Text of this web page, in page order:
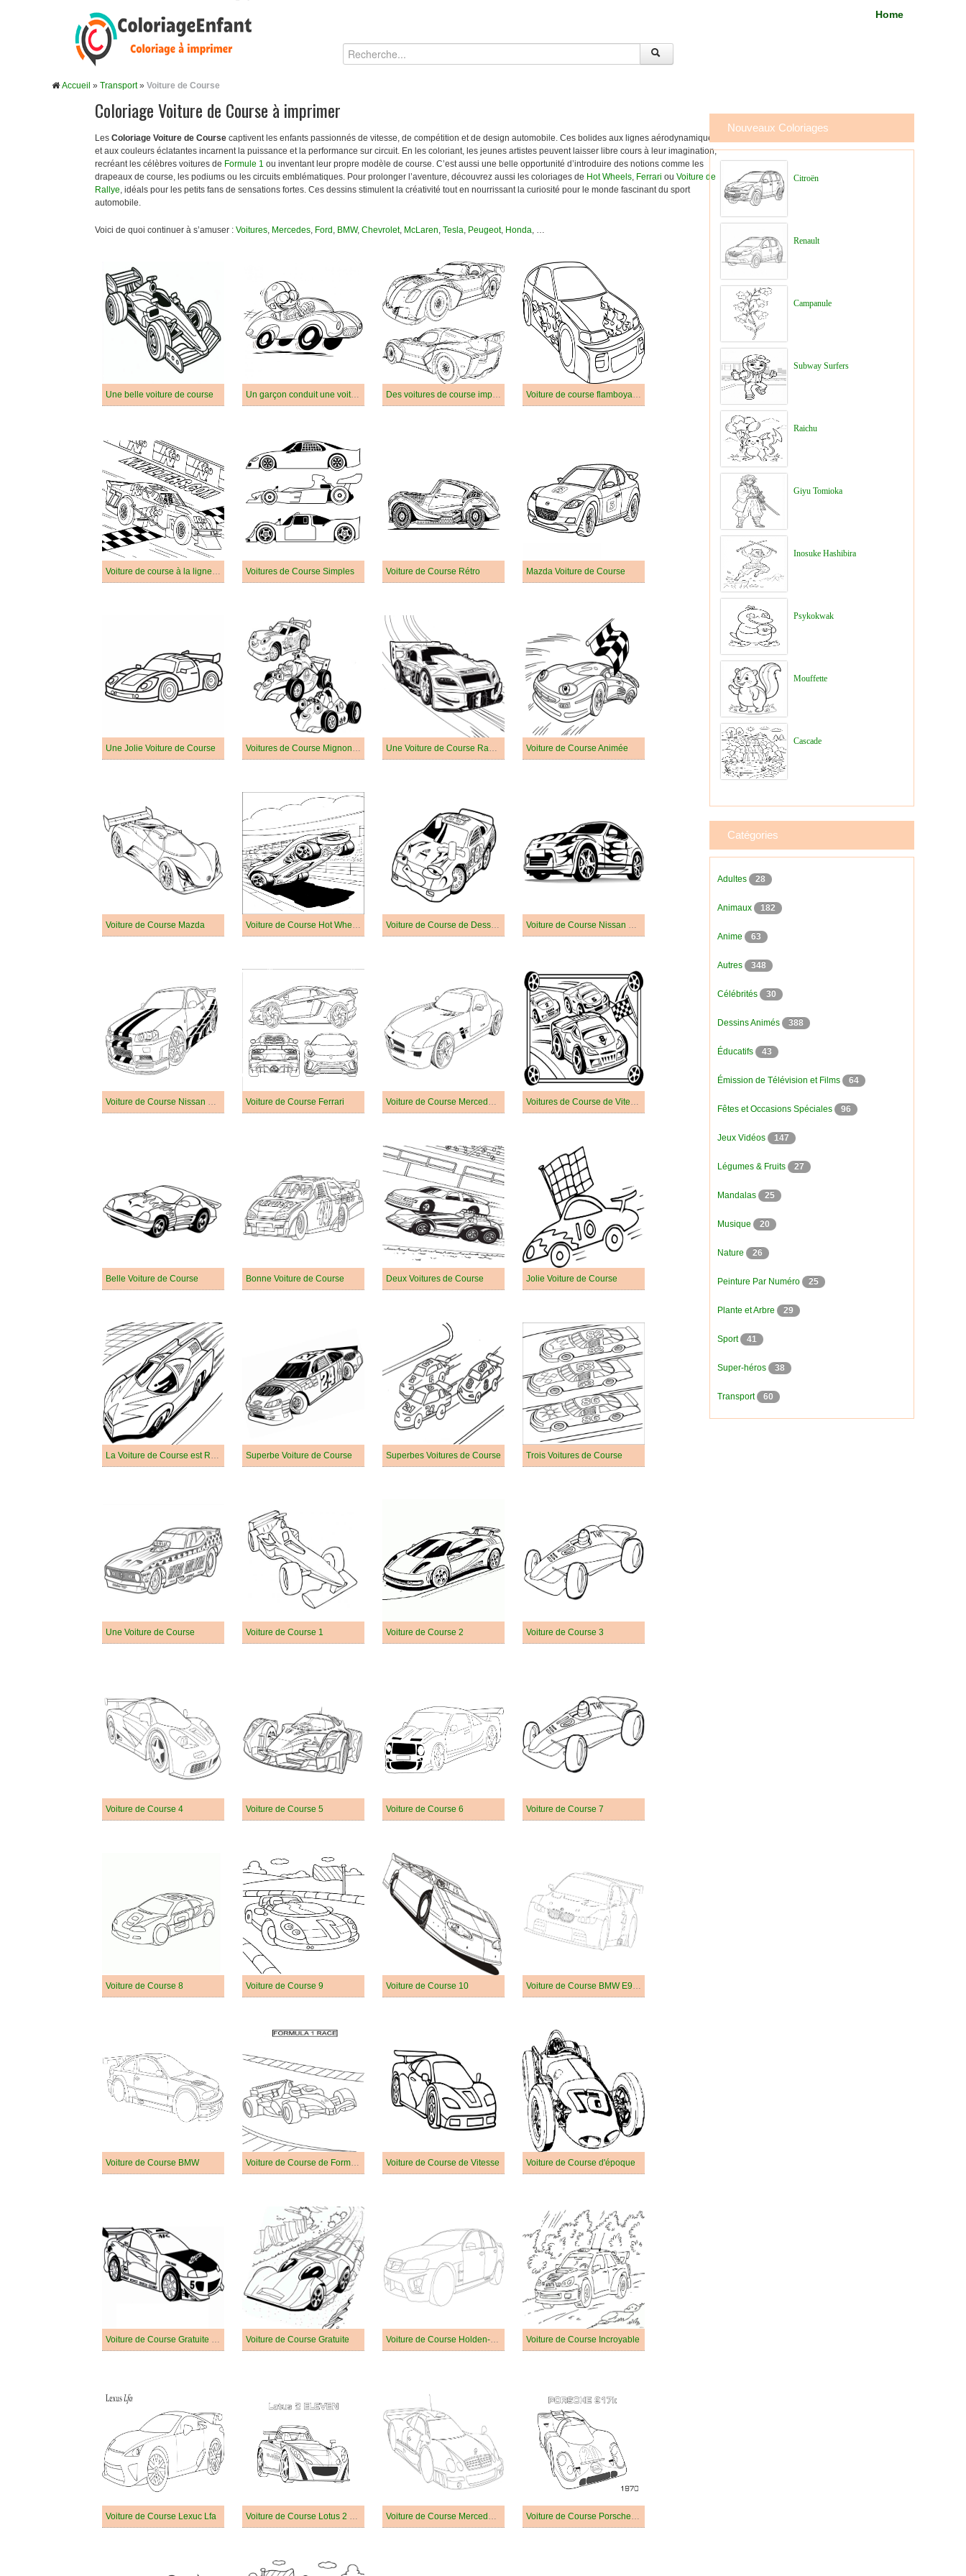
Home
Accueil » Transport» Voiture de Course
Coloriage Voiture de Course à imprimer
Les Coloriage Voiture de Course captivent les enfants passionnés de vitesse, de compétition et de design automobile. Ces bolides aux lignes aérodynamiques
et aux couleurs éclatantes incarnent la puissance et la performance sur circuit. En les coloriant, les jeunes artistes peuvent laisser libre cours à leur imagination,
recréant les célèbres voitures de Formule 1 ou inventant leur propre modèle de course. C’est aussi une belle opportunité d’introduire des notions comme les
drapeaux de course, les podiums ou les circuits emblématiques. Pour prolonger l’aventure, découvrez aussi les coloriages de Hot Wheels, Ferrari ou Voiture de
Rallye, idéals pour les petits fans de sensations fortes. Ces dessins stimulent la créativité tout en nourrissant la curiosité pour le monde fascinant du sport
automobile.
Voici de quoi continuer à s’amuser : Voitures, Mercedes, Ford , BMW, Chevrolet, McLaren, Tesla, Peugeot, Honda, …
Une belle voiture de course Un garçon conduit une voiture de course Des voitures de course impressionnantes Voiture de course flamboyante
Voiture de course à la ligne d'arrivée Voitures de Course Simples Voiture de Course Rétro Mazda Voiture de Course
Une Jolie Voiture de Course Voitures de Course Mignonnes Une Voiture de Course Rapide Voiture de Course Animée
Voiture de Course Mazda Voiture de Course Hot Wheels Voiture de Course de Dessin Animé Voiture de Course Nissan 350
Voiture de Course Nissan Skyline Voiture de Course Ferrari Voiture de Course Mercedes Benz SLS AMG Voitures de Course de Vitesse
Belle Voiture de Course Bonne Voiture de Course Deux Voitures de Course Jolie Voiture de Course
La Voiture de Course est Rapide Superbe Voiture de Course Superbes Voitures de Course Trois Voitures de Course
Une Voiture de Course Voiture de Course 1 Voiture de Course 2 Voiture de Course 3
Voiture de Course 4 Voiture de Course 5 Voiture de Course 6 Voiture de Course 7
Voiture de Course 8 Voiture de Course 9 Voiture de Course 10 Voiture de Course BMW E92 M3 GTR
Voiture de Course BMW Voiture de Course de Formule 1 Voiture de Course de Vitesse Voiture de Course d'époque
Voiture de Course Gratuite Pour les Enfants Voiture de Course Gratuite Voiture de Course Holden-Hsv-Clubsport Voiture de Course Incroyable
Voiture de Course Lexuc Lfa Voiture de Course Lotus 2 Eleven Voiture de Course Mercedes Benz CLK GTR Voiture de Course Porsche 917K
Nouveaux Coloriages
Citroën
Renault
Campanule
Subway Surfers
Raichu
Giyu Tomioka
Inosuke Hashibira
Psykokwak
Mouffette
Cascade
Catégories
Adultes 28
Animaux 182
Anime 63
Autres 348
Célébrités 30
Dessins Animés 388
Éducatifs 43
Émission de Télévision et Films 64
Fêtes et Occasions Spéciales 96
Jeux Vidéos 147
Légumes & Fruits 27
Mandalas 25
Musique 20
Nature 26
Peinture Par Numéro 25
Plante et Arbre 29
Sport 41
Super-héros 38
Transport 60